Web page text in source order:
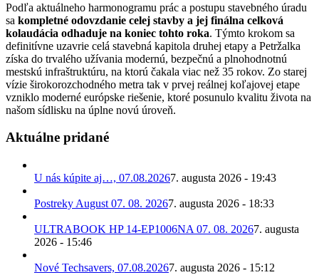
Podľa aktuálneho harmonogramu prác a postupu stavebného úradu
sa kompletné odovzdanie celej stavby a jej finálna celková
kolaudácia odhaduje na koniec tohto roka. Týmto krokom sa
definitívne uzavrie celá stavebná kapitola druhej etapy a Petržalka
získa do trvalého užívania modernú, bezpečnú a plnohodnotnú
mestskú infraštruktúru, na ktorú čakala viac než 35 rokov. Zo starej
vízie širokorozchodného metra tak v prvej reálnej koľajovej etape
vzniklo moderné európske riešenie, ktoré posunulo kvalitu života na
našom sídlisku na úplne novú úroveň.
Aktuálne pridané
U nás kúpite aj…, 07.08.20267. augusta 2026 - 19:43
Postreky August 07. 08. 20267. augusta 2026 - 18:33
ULTRABOOK HP 14-EP1006NA 07. 08. 20267. augusta
2026 - 15:46
Nové Techsavers, 07.08.20267. augusta 2026 - 15:12